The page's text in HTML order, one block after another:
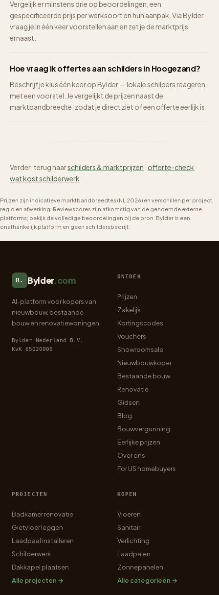
Vergelijk er minstens drie op beoordelingen, een
gespecificeerde prijs per werksoort en hun aanpak. Via Bylder
vraag je in één keer voorstellen aan en zet je de marktprijs
ernaast.
Hoe vraag ik offertes aan schilders in Hoogezand?
Beschrijf je klus één keer op Bylder — lokale schilders reageren
met een voorstel. Je vergelijkt de prijzen naast de
marktbandbreedte, zodat je direct ziet of een offerte eerlijk is.
Verder: terug naarschilders & marktprijzen · offerte-check ·
wat kost schilderwerk
Prijzen zijn indicatieve marktbandbreedtes (NL 2026) en verschillen per project,
regio en afwerking. Reviewscores zijn afkomstig van de genoemde externe
platforms; bekijk de volledige beoordelingen bij de bron. Bylder is een
onafhankelijk platform en geen schildersbedrijf.
B. Bylder.com
AI-platform voor kopers van
nieuwbouw, bestaande
bouw en renovatiewoningen.
Bylder Nederland B.V.
KvK 65020006
ONTDEK
Prijzen
Zakelijk
Kortingscodes
Vouchers
Showroomsale
Nieuwbouwkoper
Bestaande bouw
Renovatie
Gidsen
Blog
Bouwvergunning
Eerlijke prijzen
Over ons
For US homebuyers
PROJECTEN
Badkamer renovatie
Gietvloer leggen
Laadpaal installeren
Schilderwerk
Dakkapel plaatsen
Alle projecten →
KOPEN
Vloeren
Sanitair
Verlichting
Laadpalen
Zonnepanelen
Alle categorieën →